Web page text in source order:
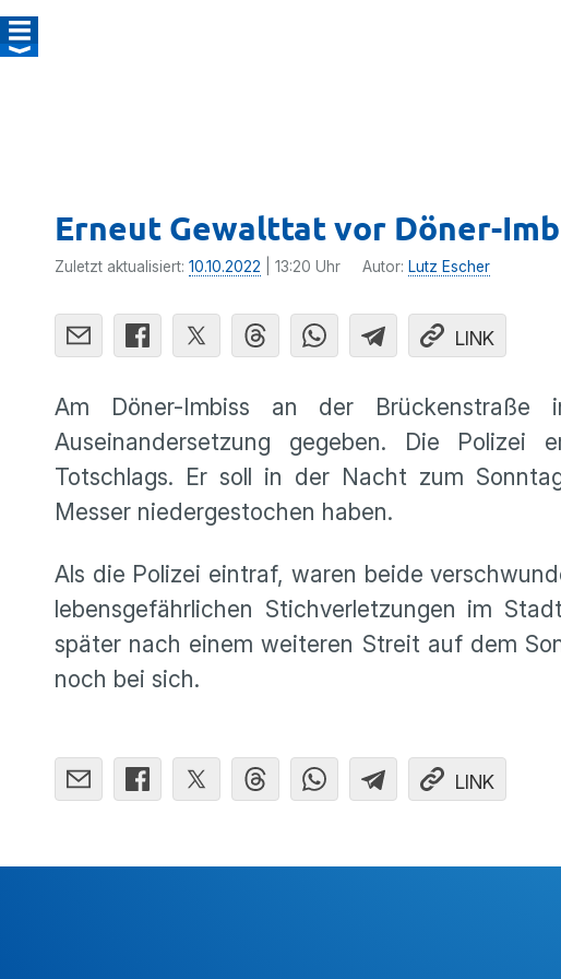
Erneut Gewalttat vor Döner-
Zuletzt aktualisiert: 10.10.2022 | 13:20 Uhr Autor: Lutz Escher
LINK
Am Döner-Imbiss an der
Auseinandersetzung gegeben. Die
Totschlags. Er soll in der Nacht zum
Messer niedergestochen haben.
Als die Polizei eintraf, waren beide
lebensgefährlichen Stichverletzungen im
später nach einem weiteren Streit auf dem
noch bei sich.
LINK